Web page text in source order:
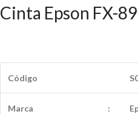
Cinta Epson FX-
Código
Marca :